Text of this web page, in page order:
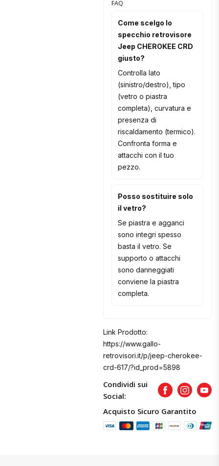
FAQ
Come scelgo lo
specchio retrovisore
Jeep CHEROKEE CRD
giusto?
Controlla lato
(sinistro/destro), tipo
(vetro o piastra
completa), curvatura e
presenza di
riscaldamento (termico).
Confronta forma e
attacchi con il tuo
pezzo.
Posso sostituire solo
il vetro?
Se piastra e agganci
sono integri spesso
basta il vetro. Se
supporto o attacchi
sono danneggiati
conviene la piastra
completa.
Link Prodotto:
https://www.gallo-
retrovisori.it/p/jeep-cherokee-
crd-617/?id_prod=5898
Condividi sui
Social:
FacebookInstagram
Acquisto Sicuro Garantito